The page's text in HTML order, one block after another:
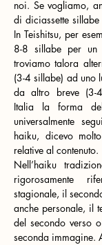
noi. Se vogliamo,
di diciassette
In Teishitsu, per
8-8 sillabe per
troviamo talora
(3-4 sillabe) ad uno
da altro breve (3-
Italia la forma
universalmente
haiku, dicevo
relative al contenuto.
Nell’haiku
rigorosamente
stagionale, il
anche personale, il
del secondo verso
seconda immagine.